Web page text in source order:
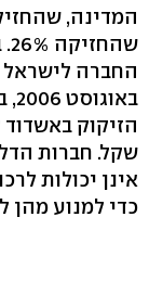
החברה לישראל
שקל. חברות
כדי למנוע